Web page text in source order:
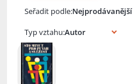
Seřadit podle:
Typ vztahu: